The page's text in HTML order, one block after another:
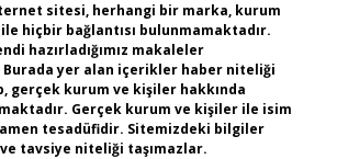
sitesi, herhangi bir marka, kurum
hiçbir bağlantısı bulunmamaktadır.
hazırladığımız makaleler
Burada yer alan içerikler haber niteliği
gerçek kurum ve kişiler hakkında
Gerçek kurum ve kişiler ile isim
tesadüfidir. Sitemizdeki bilgiler
tavsiye niteliği taşımazlar.